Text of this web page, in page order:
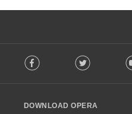
o
w
Facebook Twitter
DOWNLOAD OPERA